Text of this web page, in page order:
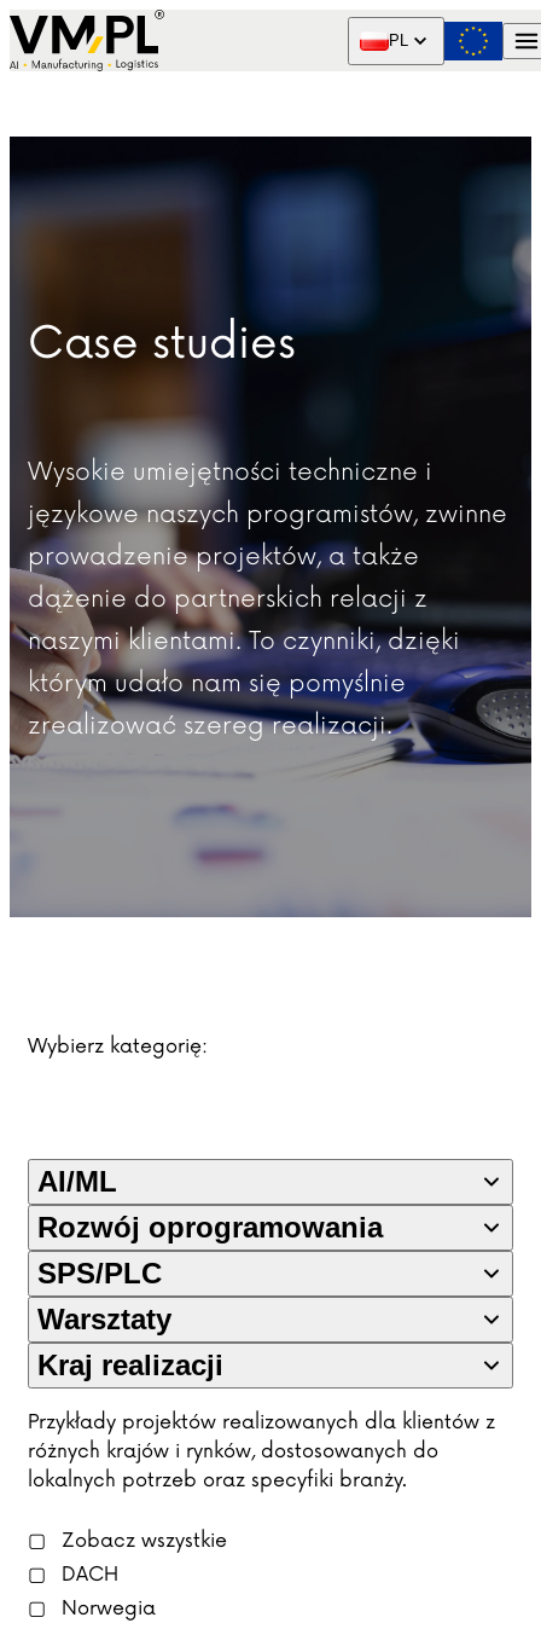
Skip to content
PL
Case studies
Wysokie umiejętności techniczne i
językowe naszych programistów, zwinne
prowadzenie projektów, a także
dążenie do partnerskich relacji z
naszymi klientami. To czynniki, dzięki
którym udało nam się pomyślnie
zrealizować szereg realizacji.
Wybierz kategorię:
AI/ML
Rozwój oprogramowania
SPS/PLC
Warsztaty
Kraj realizacji
Przykłady projektów realizowanych dla klientów z
różnych krajów i rynków, dostosowanych do
lokalnych potrzeb oraz specyfiki branży.
Zobacz wszystkie
DACH
Norwegia